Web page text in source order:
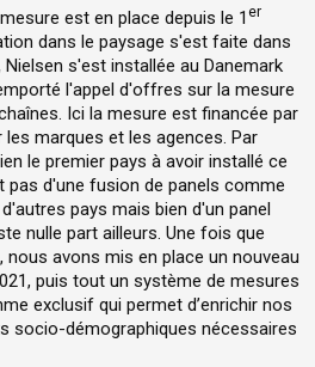
est en place depuis le 1 er
dans le paysage s'est faite dans
s'est installée au Danemark
l'appel d'offres sur la mesure
Ici la mesure est financée par
marques et les agences. Par
le premier pays à avoir installé ce
pas d'une fusion de panels comme
pays mais bien d'un panel
nulle part ailleurs. Une fois que
avons mis en place un nouveau
puis tout un système de mesures
exclusif qui permet d’enrichir nos
socio-démographiques nécessaires